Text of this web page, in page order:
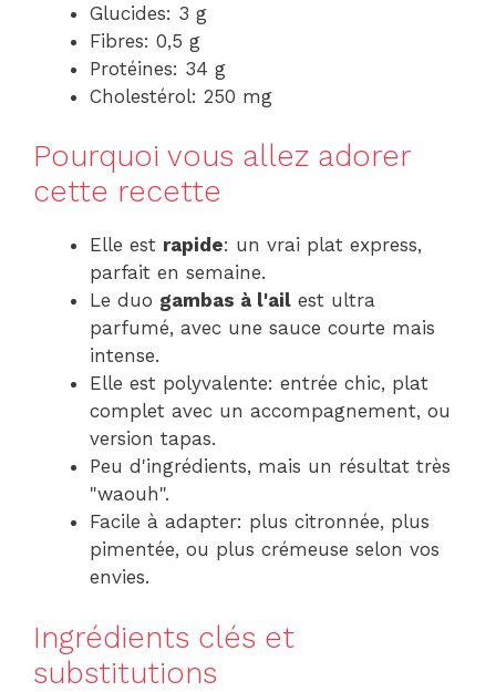
Glucides: 3 g
Fibres: 0,5 g
Protéines: 34 g
Cholestérol: 250 mg
Pourquoi vous allez adorer
cette recette
Elle est rapide: un vrai plat express,
parfait en semaine.
Le duo gambas à l'ail est ultra
parfumé, avec une sauce courte mais
intense.
Elle est polyvalente: entrée chic, plat
complet avec un accompagnement, ou
version tapas.
Peu d'ingrédients, mais un résultat très
"waouh".
Facile à adapter: plus citronnée, plus
pimentée, ou plus crémeuse selon vos
envies.
Ingrédients clés et
substitutions